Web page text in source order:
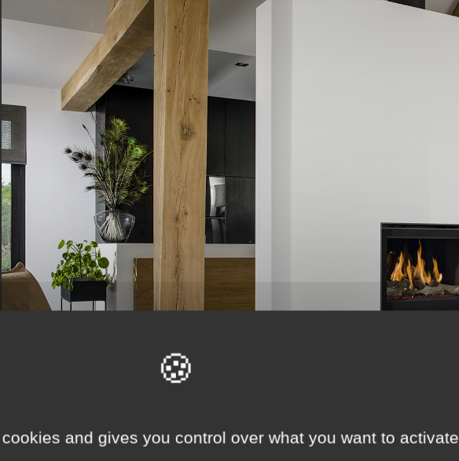
and gives you control over what you want to activate